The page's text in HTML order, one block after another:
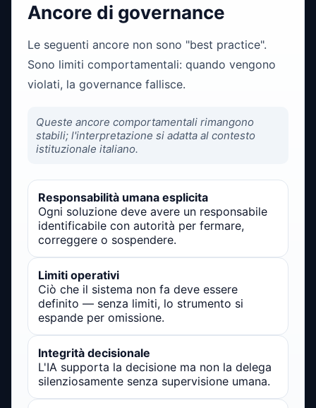
Ancore di governance
Le seguenti ancore non sono "best practice".
Sono limiti comportamentali: quando vengono
violati, la governance fallisce.
Queste ancore comportamentali rimangono
stabili; l'interpretazione si adatta al contesto
istituzionale italiano.
Responsabilità umana esplicita
Ogni soluzione deve avere un responsabile
identificabile con autorità per fermare,
correggere o sospendere.
Limiti operativi
Ciò che il sistema non fa deve essere
definito — senza limiti, lo strumento si
espande per omissione.
Integrità decisionale
L'IA supporta la decisione ma non la delega
silenziosamente senza supervisione umana.